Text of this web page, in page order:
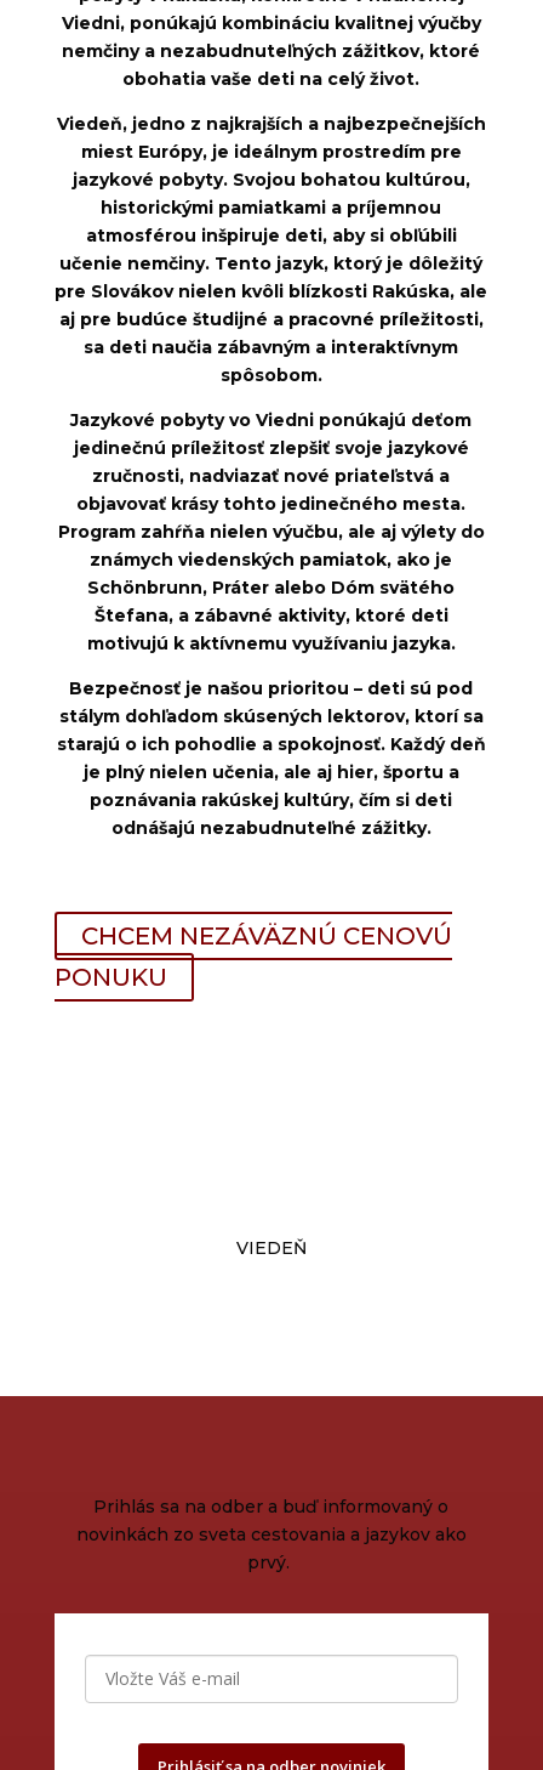
Viedni, ponúkajú kombináciu kvalitnej výučby
nemčiny a nezabudnuteľných zážitkov, ktoré
obohatia vaše deti na celý život.
Viedeň, jedno z najkrajších a najbezpečnejších
miest Európy, je ideálnym prostredím pre
jazykové pobyty. Svojou bohatou kultúrou,
historickými pamiatkami a príjemnou
atmosférou inšpiruje deti, aby si obľúbili
učenie nemčiny. Tento jazyk, ktorý je dôležitý
pre Slovákov nielen kvôli blízkosti Rakúska, ale
aj pre budúce študijné a pracovné príležitosti,
sa deti naučia zábavným a interaktívnym
spôsobom.
Jazykové pobyty vo Viedni ponúkajú deťom
jedinečnú príležitosť zlepšiť svoje jazykové
zručnosti, nadviazať nové priateľstvá a
objavovať krásy tohto jedinečného mesta.
Program zahŕňa nielen výučbu, ale aj výlety do
známych viedenských pamiatok, ako je
Schönbrunn, Práter alebo Dóm svätého
Štefana, a zábavné aktivity, ktoré deti
motivujú k aktívnemu využívaniu jazyka.
Bezpečnosť je našou prioritou – deti sú pod
stálym dohľadom skúsených lektorov, ktorí sa
starajú o ich pohodlie a spokojnosť. Každý deň
je plný nielen učenia, ale aj hier, športu a
poznávania rakúskej kultúry, čím si deti
odnášajú nezabudnuteľné zážitky.
CHCEM NEZÁVÄZNÚ CENOVÚ
PONUKU
VIEDEŇ
Prihlás sa na odber a buď informovaný o
novinkách zo sveta cestovania a jazykov ako
prvý.